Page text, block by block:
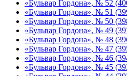
«Бульвар Гордона», № 52
«Бульвар Гордона», № 51
«Бульвар Гордона», № 50
«Бульвар Гордона», № 49
«Бульвар Гордона», № 48
«Бульвар Гордона», № 47
«Бульвар Гордона», № 46
«Бульвар Гордона», № 45